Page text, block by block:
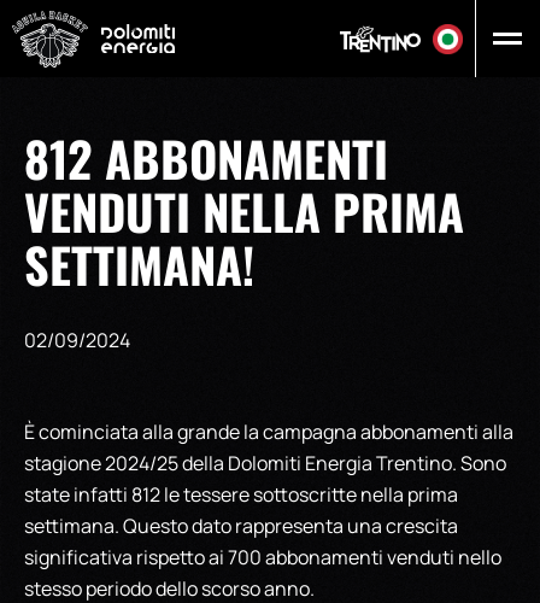
812 ABBONAMENTI
VENDUTI NELLA PRIMA
SETTIMANA!
02/09/2024
È cominciata alla grande la campagna abbonamenti alla
stagione 2024/25 della Dolomiti Energia Trentino. Sono
state infatti 812 le tessere sottoscritte nella prima
settimana. Questo dato rappresenta una crescita
significativa rispetto ai 700 abbonamenti venduti nello
stesso periodo dello scorso anno.